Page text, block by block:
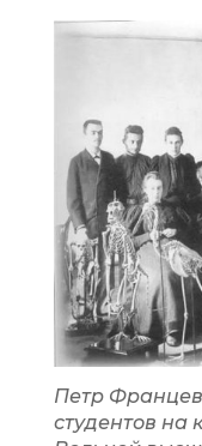
Петр
студентов на